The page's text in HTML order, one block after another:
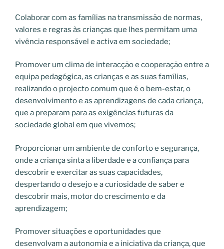
Colaborar com as famílias na transmissão de normas,
valores e regras às crianças que lhes permitam uma
vivência responsável e activa em sociedade;
Promover um clima de interacção e cooperação entre a
equipa pedagógica, as crianças e as suas famílias,
realizando o projecto comum que é o bem-estar, o
desenvolvimento e as aprendizagens de cada criança,
que a preparam para as exigências futuras da
sociedade global em que vivemos;
Proporcionar um ambiente de conforto e segurança,
onde a criança sinta a liberdade e a confiança para
descobrir e exercitar as suas capacidades,
despertando o desejo e a curiosidade de saber e
descobrir mais, motor do crescimento e da
aprendizagem;
Promover situações e oportunidades que
desenvolvam a autonomia e a iniciativa da criança, que